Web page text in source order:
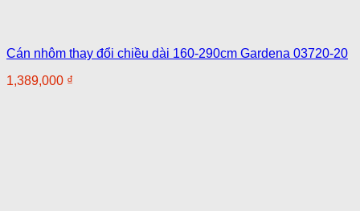
Cán nhôm thay đổi chiều dài 160-290cm Gardena 03720-20
1,389,000 ₫